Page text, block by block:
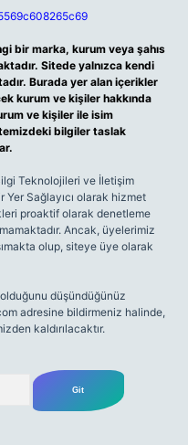
bir marka, kurum veya şahıs
Sitede yalnızca kendi
Burada yer alan içerikler
kurum ve kişiler hakkında
ve kişiler ile isim
bilgiler taslak
Teknolojileri ve İletişim
Yer Sağlayıcı olarak hizmet
proaktif olarak denetleme
Ancak, üyelerimiz
olup, siteye üye olarak
düşündüğünüz
adresine bildirmeniz halinde,
kaldırılacaktır.